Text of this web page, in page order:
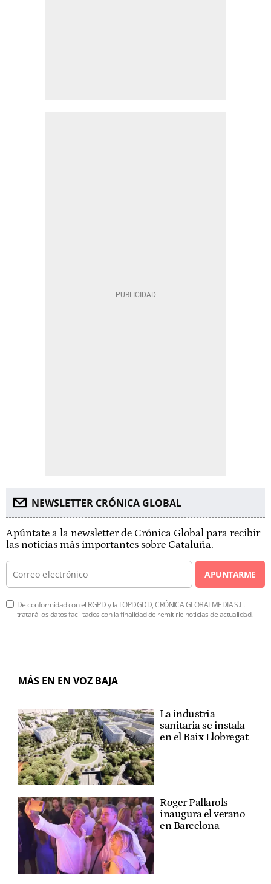
NEWSLETTER CRÓNICA GLOBAL
Apúntate a la newsletter de Crónica Global para recibir
las noticias más importantes sobre Cataluña.
APUNTARME
De conformidad con el RGPD y la LOPDGDD, CRÓNICA GLOBALMEDIA S.L.
tratará los datos facilitados con la finalidad de remitirle noticias de actualidad.
MÁS EN EN VOZ BAJA
La industria
sanitaria se instala
en el Baix Llobregat
Roger Pallarols
inaugura el verano
en Barcelona